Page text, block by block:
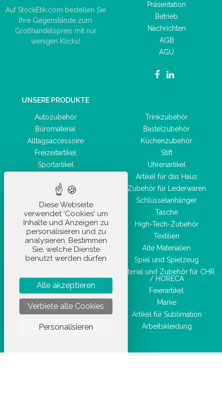
Auf StockEtik.com bestellen Sie
Ihre Gegenstände zum
Großhandelspreis mit nur
wenigen Klicks!
Präsentation
Betrieb
Nachrichten
AGB
AGU
UNSERE PRODUKTE
Autozubehör
Büromaterial
Alltagsaccessoire
Freizeitartikel
Sportartikel
Gesundheitsprodukte
Taschenwaren
Schönheitszubehör
Trinkzubehör
Bastelzubehör
Küchenzubehör
Stift
Uhrenartikel
Artikel für das Haus
Zubehör für Lederwaren
Schlüsselanhänger
Tasche
High-Tech-Zubehör
Textilien
Alte Materialien
Spiel und Spielzeug
Material und Zubehör für CHR
/ HORECA
Feierartikel
Marke
Artikel für Sublimation
Arbeitskleidung
Diese Webseite
verwendet 'Cookies' um
Inhalte und Anzeigen zu
personalisieren und zu
analysieren. Bestimmen
Sie, welche Dienste
benutzt werden dürfen
Alle akzeptieren
Verbiete alle Cookies
Personalisieren